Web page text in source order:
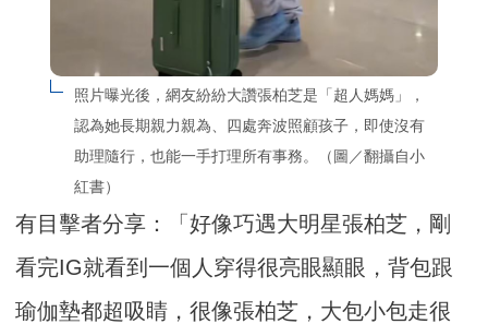
照片曝光後，網友紛紛大讚張柏芝是「超人媽媽」，
認為她長期親力親為、四處奔波照顧孩子，即使沒有
助理隨行，也能一手打理所有事務。（圖／翻攝自小
紅書）
有目擊者分享：「好像巧遇大明星張柏芝，剛
看完IG就看到一個人穿得很亮眼顯眼，背包跟
瑜伽墊都超吸睛，很像張柏芝，大包小包走很